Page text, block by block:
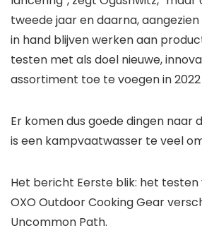
tweede jaar en daarna,
in hand blijven werken aan
testen met als doel nieuwe,
assortiment toe te voegen in 2022
Er komen dus goede dingen naar
is een kampvaatwasser te veel
Het bericht Eerste blik: het testen
OXO Outdoor Cooking Gear
Uncommon Path.